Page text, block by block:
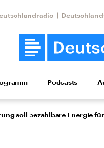
Wissen
Podcasts
soll bezahlbare Energie